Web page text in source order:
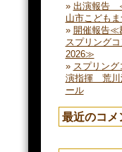
出演報告
山市こども
開催報告≪
スプリングコ
2026≫
スプリング
演指揮 荒川
ール
最近のコメ